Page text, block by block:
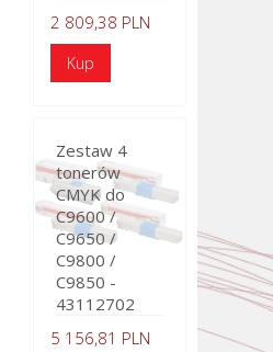
2 809,38 PLN
Zestaw 4
tonerów
CMYK do
C9600 /
C9650 /
C9800 /
C9850 -
43112702
5 156,81 PLN